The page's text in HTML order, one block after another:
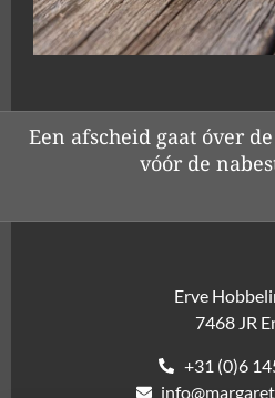
Een afscheid gaat óver
vóór de
Erve
7468 JR
+31 (0)6